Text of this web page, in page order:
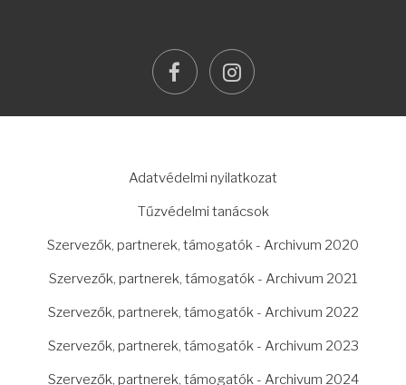
facebookinstagram
Adatvédelmi nyilatkozat
Tűzvédelmi tanácsok
Szervezők, partnerek, támogatók - Archivum 2020
Szervezők, partnerek, támogatók - Archivum 2021
Szervezők, partnerek, támogatók - Archivum 2022
Szervezők, partnerek, támogatók - Archivum 2023
Szervezők, partnerek, támogatók - Archivum 2024